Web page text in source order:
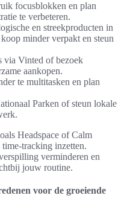
focusblokken en plan
te verbeteren.
en streekproducten in
minder verpakt en steun
via Vinted of bezoek
aankopen.
te multitasken en plan
Parken of steun lokale
Headspace of Calm
tracking inzetten.
verminderen en
jouw routine.
voor de groeiende